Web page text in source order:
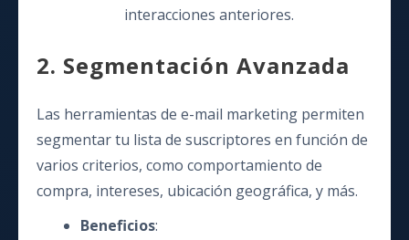
interacciones anteriores.
2. Segmentación Avanzada
Las herramientas de e-mail marketing permiten
segmentar tu lista de suscriptores en función de
varios criterios, como comportamiento de
compra, intereses, ubicación geográfica, y más.
Beneficios: